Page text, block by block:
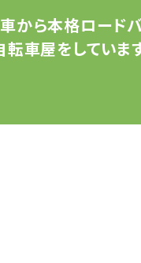
から本格ロードバ
車屋をしています